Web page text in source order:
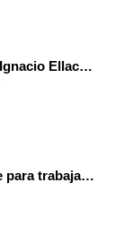
Presentación IES CIFPD Ignacio Ellacuría
Instala MakeCode Arcade para trabajar offline en tu tablet, ordenador, Chromebook